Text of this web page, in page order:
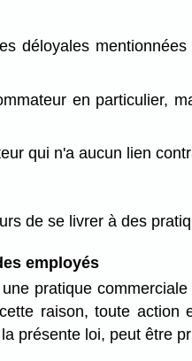
déloyales
en particulier,
qui n'a aucun lien
de se livrer à des
employés
pratique
raison, toute
présente loi, peut être